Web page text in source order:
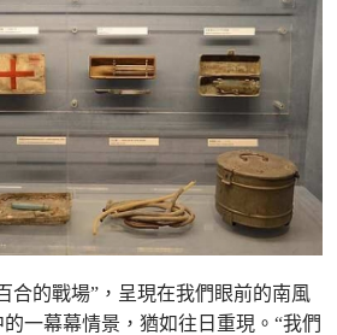
合的戰場”，呈現在我們眼前的南風
一幕幕情景，猶如往日重現。“我們